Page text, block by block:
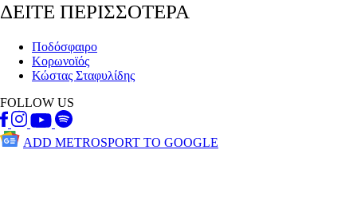
ΔΕΙΤΕ ΠΕΡΙΣΣΟΤΕΡΑ
Ποδόσφαιρο
Κορωνοϊός
Κώστας Σταφυλίδης
FOLLOW US
ADD METROSPORT TO GOOGLE